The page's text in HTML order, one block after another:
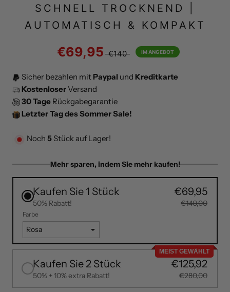
SCHNELL TROCKNEND |
AUTOMATISCH & KOMPAKT
€69,95 €140 IM ANGEBOT
Sicher bezahlen mit Paypal und Kreditkarte
KostenloserVersand
30 Tage Rückgabegarantie
Letzter Tag des Sommer Sale!
Noch 4 Stück auf Lager!
Mehr sparen, indem Sie mehr kaufen!
Kaufen Sie 1 Stück
50% Rabatt!
€69,95
€140,00
Farbe
MEIST GEWÄHLT
Kaufen Sie 2 Stück
50% + 10% extra Rabatt!
€125,92
€280,00